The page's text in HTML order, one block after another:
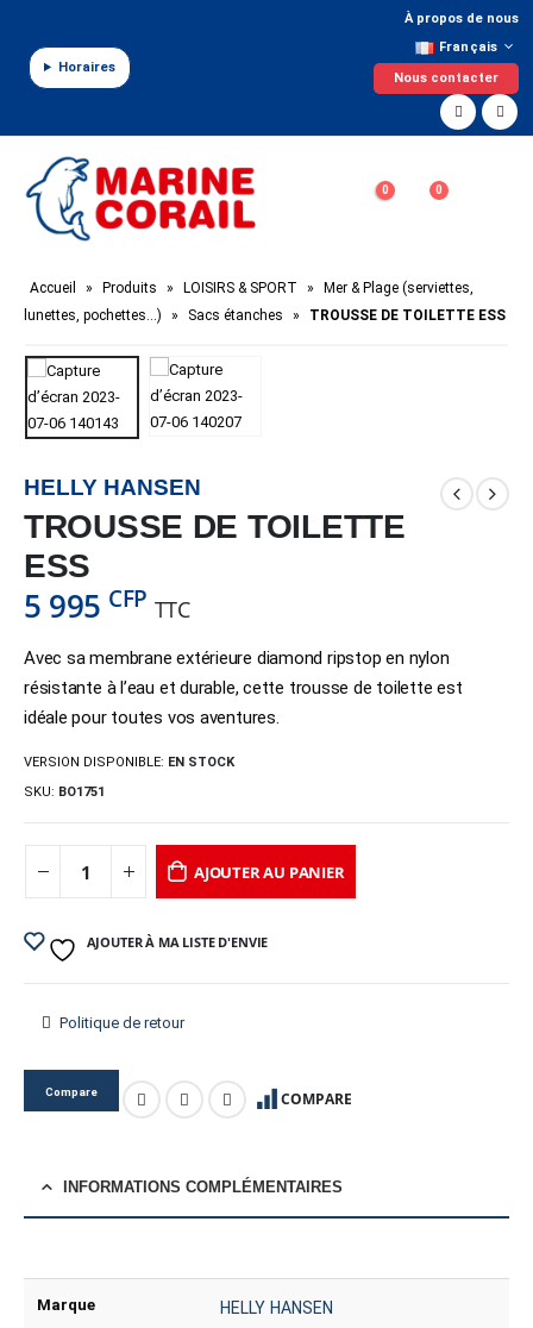
Horaires
À propos de nous
Français
Nous contacter
0 0
Accueil » Produits » LOISIRS & SPORT »
Mer & Plage (serviettes,
lunettes, pochettes…)
» Sacs étanches » TROUSSE DE TOILETTE ESS
HELLY HANSEN
TROUSSE DE TOILETTE
ESS
5 995 CFP TTC
Avec sa membrane extérieure diamond ripstop en nylon
résistante à l’eau et durable, cette trousse de toilette est
idéale pour toutes vos aventures.
VERSION DISPONIBLE: EN STOCK
SKU: BO1751
AJOUTER AU PANIER
AJOUTER À MA LISTE D'ENVIE
Politique de retour
Compare COMPARE
INFORMATIONS COMPLÉMENTAIRES
Marque HELLY HANSEN